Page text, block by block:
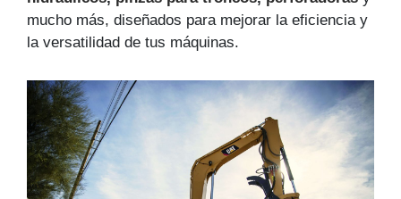
mucho más, diseñados para mejorar la eficiencia y
la versatilidad de tus máquinas.